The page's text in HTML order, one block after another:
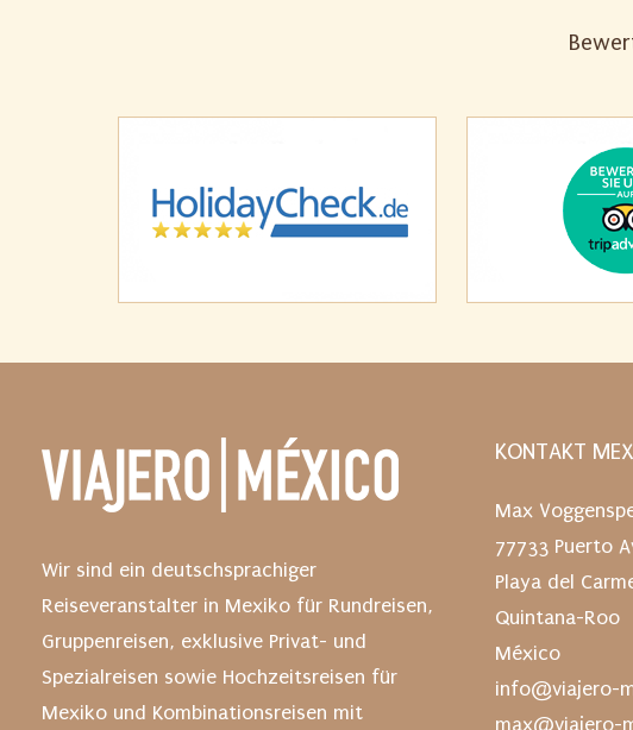
i
m
Wir sind ein deutschsprachiger
Reiseveranstalter in Mexiko für Rundreisen,
Gruppenreisen, exklusive Privat- und
Spezialreisen sowie Hochzeitsreisen für
Mexiko und Kombinationsreisen mit
KONTAKT
Max
77733 Puerto
Playa del
Quintana-Roo
México
info@viajero-
max@viajero-